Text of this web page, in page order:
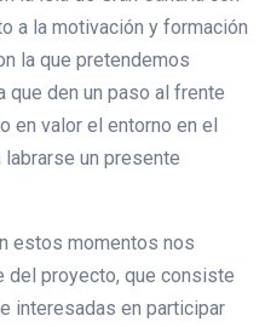
a la motivación y formación
la que pretendemos
que den un paso al frente
en valor el entorno en el
un presente
estos momentos nos
del proyecto, que consiste
interesadas en participar